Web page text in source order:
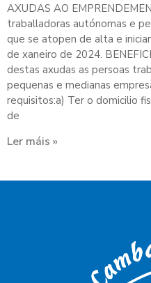
AXUDAS AO
traballadoras autónomas e
que se atopen de alta e
de xaneiro de 2024.
destas axudas as persoas
pequenas e medianas
requisitos:a) Ter o domicilio
de
Ler máis »